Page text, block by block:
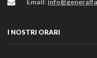
Email:
I NOSTRI ORARI